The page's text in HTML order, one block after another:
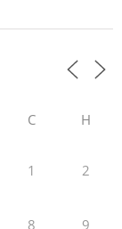
С Н
1 2
8 9